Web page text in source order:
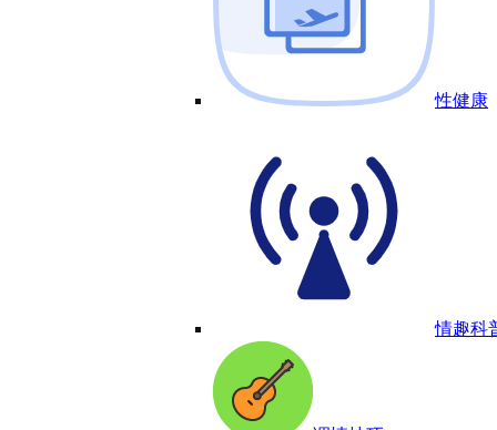
性健康
情趣科